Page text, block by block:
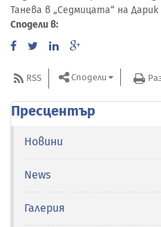
Танева в „Седмицата“ на Дарик
Сподели в:
RSS Сподели
Пресцентър
Новини
News
Галерия